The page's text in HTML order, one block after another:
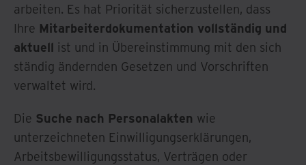
arbeiten. Es hat Priorität sicherzustellen, dass
Ihre Mitarbeiterdokumentation vollständig und
aktuell ist und in Übereinstimmung mit den sich
ständig ändernden Gesetzen und Vorschriften
verwaltet wird.
Die Suche nach Personalakten wie
unterzeichneten Einwilligungserklärungen,
Arbeitsbewilligungsstatus, Verträgen oder